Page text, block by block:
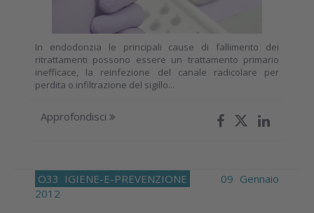
In endodonzia le principali cause di fallimento dei
ritrattamenti possono essere un trattamento primario
inefficace, la reinfezione del canale radicolare per
perdita o infiltrazione del sigillo...
Approfondisci
O33 IGIENE-E-PREVENZIONE
09 Gennaio
2012